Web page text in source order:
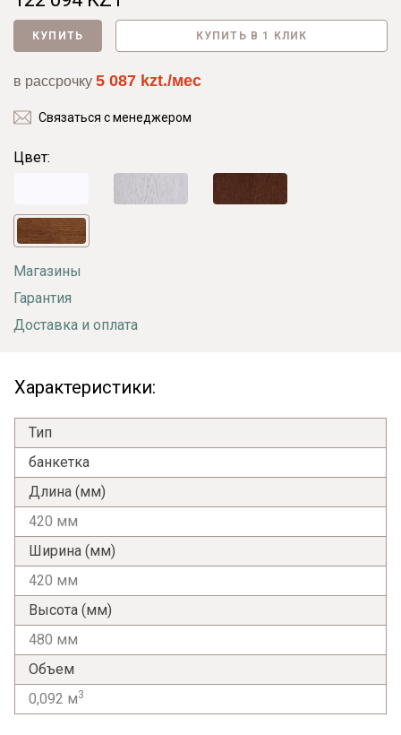
КУПИТЬ КУПИТЬ В 1 КЛИК
в рассрочку 5 087 kzt./мес
Связаться с менеджером
Цвет:
Магазины
Гарантия
Доставка и оплата
Характеристики:
Тип
банкетка
Длина (мм)
420 мм
Ширина (мм)
420 мм
Высота (мм)
480 мм
Объем
0,092 м3